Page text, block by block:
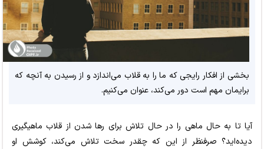
بخشی از افکار رایجی که ما را به قلاب می‌اندازد و از رسیدن به آنچه که
برایمان مهم است دور می‌کند، عنوان می‌کنیم.
آیا تا به حال ماهی را در حال تلاش برای رها شدن از قلاب ماهیگیری
دیده‌اید؟ صرفنظر از این که چقدر سخت تلاش می‌کند، کوشش او